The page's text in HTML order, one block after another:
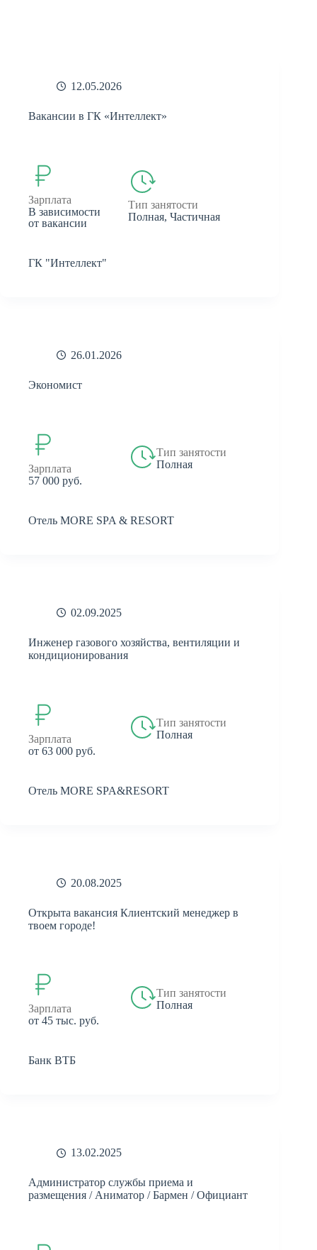
12.05.2026
Вакансии в ГК «Интеллект»
Зарплата
В зависимости
от вакансии
Тип занятости
Полная, Частичная
ГК "Интеллект"
26.01.2026
Экономист
Зарплата
57 000 руб.
Тип занятости
Полная
Отель MORE SPA & RESORT
02.09.2025
Инженер газового хозяйства, вентиляции и
кондиционирования
Зарплата
от 63 000 руб.
Тип занятости
Полная
Отель MORE SPA&RESORT
20.08.2025
Открыта вакансия Клиентский менеджер в
твоем городе!
Зарплата
от 45 тыс. руб.
Тип занятости
Полная
Банк ВТБ
13.02.2025
Администратор службы приема и
размещения / Аниматор / Бармен / Официант